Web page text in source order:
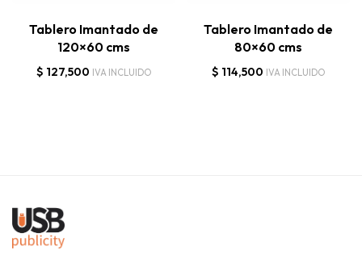
Tablero Imantado de
120×60 cms
$ 127,500 IVA INCLUIDO
Tablero Imantado de
80×60 cms
$ 114,500 IVA INCLUIDO